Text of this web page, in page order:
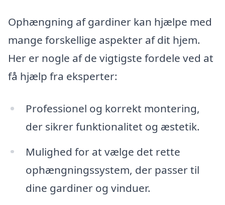
Ophængning af gardiner kan hjælpe med
mange forskellige aspekter af dit hjem.
Her er nogle af de vigtigste fordele ved at
få hjælp fra eksperter:
Professionel og korrekt montering,
der sikrer funktionalitet og æstetik.
Mulighed for at vælge det rette
ophængningssystem, der passer til
dine gardiner og vinduer.